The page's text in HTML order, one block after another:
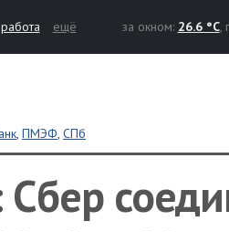
работа ещё за окном: 26.6 °C,
,ПМЭФ,СПб